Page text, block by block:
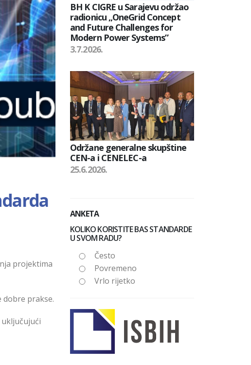
projektima
dobre prakse.
uključujući
BH K CIGRE u Sarajevu održao
radionicu „OneGrid Concept
and Future Challenges for
Modern Power Systems”
3.7.2026.
Održane generalne skupštine
CEN-a i CENELEC-a
25.6.2026.
ANKETA
KOLIKO KORISTITE BAS STANDARDE
U SVOM RADU?
Često
Povremeno
Vrlo rijetko